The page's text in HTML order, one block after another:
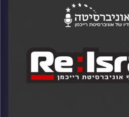
בי"ס אדלסון ליזמות, והסטודנט
סופר והוגה דעות, מי
החברתי הישראלי, אך התמקדה
הבעיות המעיקות ביותר על
משבר התחבורה העירוני.